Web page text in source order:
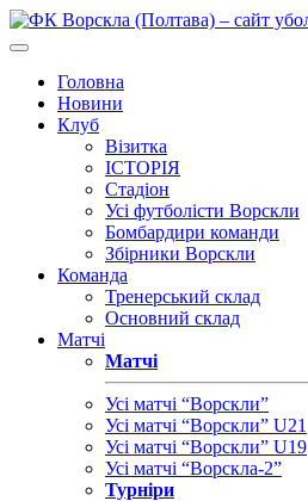
Головна
Новини
Клуб
Візитка
ІСТОРІЯ
Стадіон
Усі футболісти Ворскли
Бомбардири команди
Збірники Ворскли
Команда
Тренерський склад
Основний склад
Матчі
Матчі
Усі матчі “Ворскли”
Усі матчі “Ворскли” U21
Усі матчі “Ворскли” U19
Усі матчі “Ворскла-2”
Турніри